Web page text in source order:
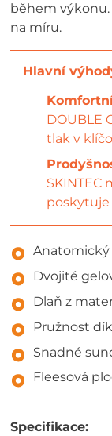
během výkonu.
na míru.
DOUBLE
tlak v
Dvojité
Dlaň z
Pružnost
Snadné
Fleesová
Specifikace: